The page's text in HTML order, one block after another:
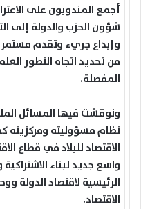
أجمع المندوبون على
شؤون الحزب والدولة إلى
وإبداع جريء وتقدم مستمر
من تحديد اتجاه التطور
المفصلة.
ونوقشت فيها المسائل
نظام مسؤوليته ومركزيته
الاقتصاد للبلاد في قطاع
واسع جديد لبناء
الرئيسية لاقتصاد الدولة
الاقتصاد.